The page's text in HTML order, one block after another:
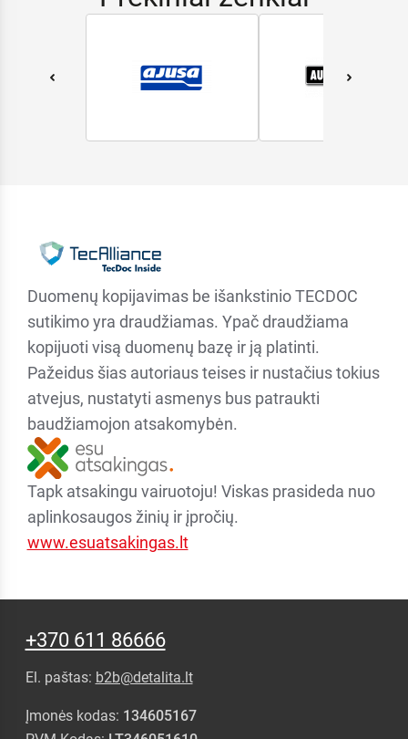
Duomenų kopijavimas be išankstinio TECDOC
sutikimo yra draudžiamas. Ypač draudžiama
kopijuoti visą duomenų bazę ir ją platinti.
Pažeidus šias autoriaus teises ir nustačius tokius
atvejus, nustatyti asmenys bus patraukti
baudžiamojon atsakomybėn.
Tapk atsakingu vairuotoju! Viskas prasideda nuo
aplinkosaugos žinių ir įpročių.
www.esuatsakingas.lt
+370 611 86666
El. paštas: b2b@detalita.lt
Įmonės kodas: 134605167